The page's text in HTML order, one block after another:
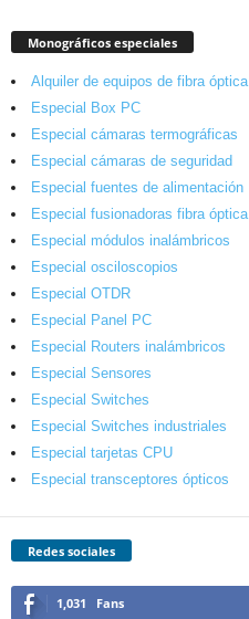
Monográficos especiales
Alquiler de equipos de fibra óptica
Especial Box PC
Especial cámaras termográficas
Especial cámaras de seguridad
Especial fuentes de alimentación
Especial fusionadoras fibra óptica
Especial módulos inalámbricos
Especial osciloscopios
Especial OTDR
Especial Panel PC
Especial Routers inalámbricos
Especial Sensores
Especial Switches
Especial Switches industriales
Especial tarjetas CPU
Especial transceptores ópticos
Redes sociales
1,031 Fans